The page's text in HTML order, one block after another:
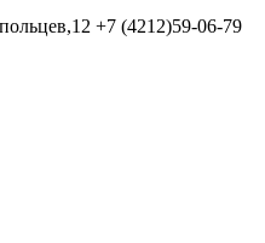
+7 (4212)59-06-79